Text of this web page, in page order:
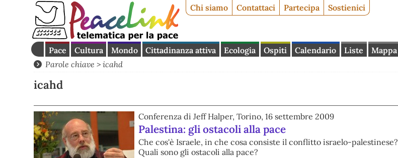
Chi siamo Contattaci Partecipa Sostienici
Pace Cultura Mondo Cittadinanza attiva Ecologia Ospiti Calendario Liste Mappa
Parole chiave > icahd
icahd
Conferenza di Jeff Halper, Torino, 16 settembre 2009
Palestina: gli ostacoli alla pace
Che cos'è Israele, in che cosa consiste il conflitto israelo-palestinese?
Quali sono gli ostacoli alla pace?